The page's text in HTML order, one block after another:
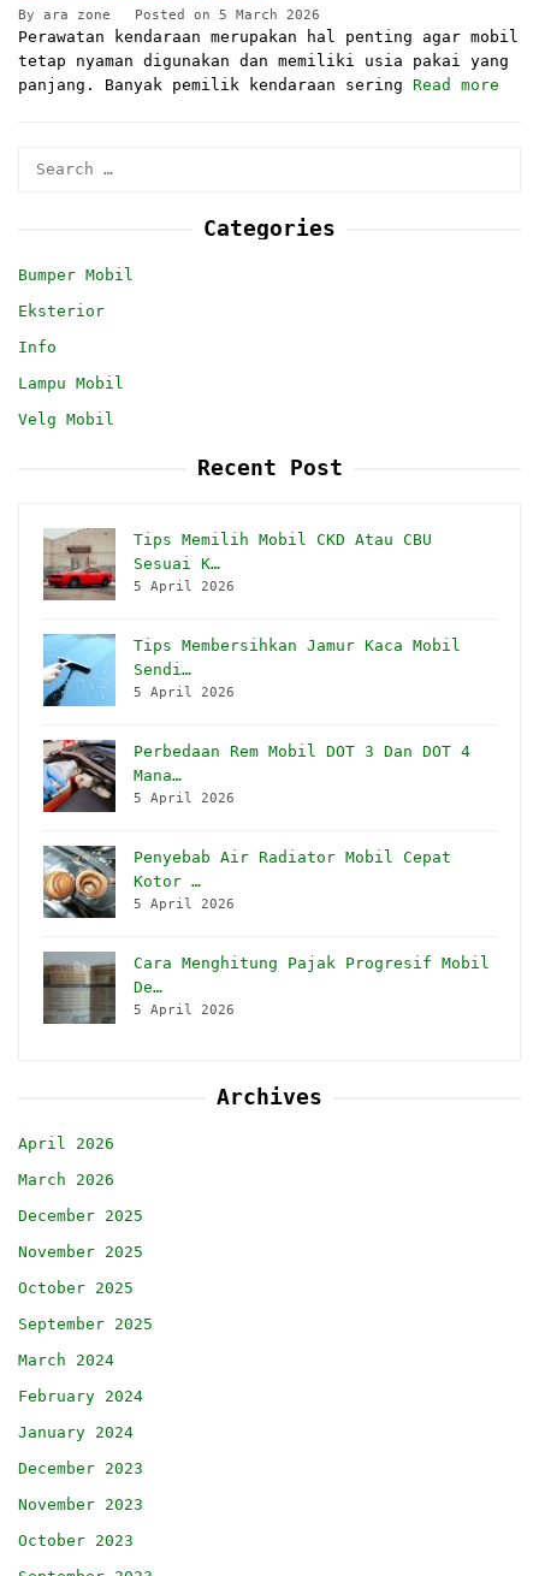
By ara zone Posted on 5 March 2026
Perawatan kendaraan merupakan hal penting agar mobil
tetap nyaman digunakan dan memiliki usia pakai yang
panjang. Banyak pemilik kendaraan sering Read more
Categories
Bumper Mobil
Eksterior
Info
Lampu Mobil
Velg Mobil
Recent Post
Tips Memilih Mobil CKD Atau CBU
Sesuai K…
5 April 2026
Tips Membersihkan Jamur Kaca Mobil
Sendi…
5 April 2026
Perbedaan Rem Mobil DOT 3 Dan DOT 4
Mana…
5 April 2026
Penyebab Air Radiator Mobil Cepat
Kotor …
5 April 2026
Cara Menghitung Pajak Progresif Mobil
De…
5 April 2026
Archives
April 2026
March 2026
December 2025
November 2025
October 2025
September 2025
March 2024
February 2024
January 2024
December 2023
November 2023
October 2023